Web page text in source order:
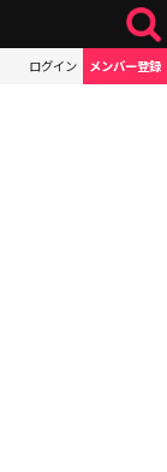
ログイン メンバー登録